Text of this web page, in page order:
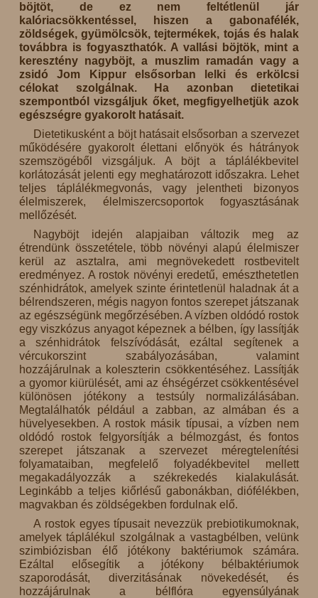
böjtöt, de ez nem feltétlenül jár
kalóriacsökkentéssel, hiszen a gabonafélék,
zöldségek, gyümölcsök, tejtermékek, tojás és halak
továbbra is fogyaszthatók. A vallási böjtök, mint a
keresztény nagyböjt, a muszlim ramadán vagy a
zsidó Jom Kippur elsősorban lelki és erkölcsi
célokat szolgálnak. Ha azonban dietetikai
szempontból vizsgáljuk őket, megfigyelhetjük azok
egészségre gyakorolt hatásait.
Dietetikusként a böjt hatásait elsősorban a szervezet
működésére gyakorolt élettani előnyök és hátrányok
szemszögéből vizsgáljuk. A böjt a táplálékbevitel
korlátozását jelenti egy meghatározott időszakra. Lehet
teljes táplálékmegvonás, vagy jelentheti bizonyos
élelmiszerek, élelmiszercsoportok fogyasztásának
mellőzését.
Nagyböjt idején alapjaiban változik meg az
étrendünk összetétele, több növényi alapú élelmiszer
kerül az asztalra, ami megnövekedett rostbevitelt
eredményez. A rostok növényi eredetű, emészthetetlen
szénhidrátok, amelyek szinte érintetlenül haladnak át a
bélrendszeren, mégis nagyon fontos szerepet játszanak
az egészségünk megőrzésében. A vízben oldódó rostok
egy viszkózus anyagot képeznek a bélben, így lassítják
a szénhidrátok felszívódását, ezáltal segítenek a
vércukorszint szabályozásában, valamint
hozzájárulnak a koleszterin csökkentéséhez. Lassítják
a gyomor kiürülését, ami az éhségérzet csökkentésével
különösen jótékony a testsúly normalizálásában.
Megtalálhatók például a zabban, az almában és a
hüvelyesekben. A rostok másik típusai, a vízben nem
oldódó rostok felgyorsítják a bélmozgást, és fontos
szerepet játszanak a szervezet méregtelenítési
folyamataiban, megfelelő folyadékbevitel mellett
megakadályozzák a székrekedés kialakulását.
Leginkább a teljes kiőrlésű gabonákban, diófélékben,
magvakban és zöldségekben fordulnak elő.
A rostok egyes típusait nevezzük prebiotikumoknak,
amelyek táplálékul szolgálnak a vastagbélben, velünk
szimbiózisban élő jótékony baktériumok számára.
Ezáltal elősegítik a jótékony bélbaktériumok
szaporodását, diverzitásának növekedését, és
hozzájárulnak a bélflóra egyensúlyának